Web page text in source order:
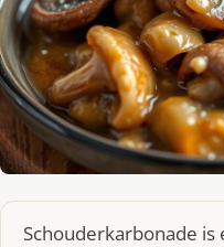
Schouderkarbonade